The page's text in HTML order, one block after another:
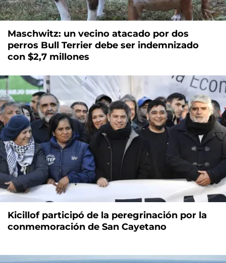
Maschwitz: un vecino atacado por dos
perros Bull Terrier debe ser indemnizado
con $2,7 millones
Kicillof participó de la peregrinación por la
conmemoración de San Cayetano